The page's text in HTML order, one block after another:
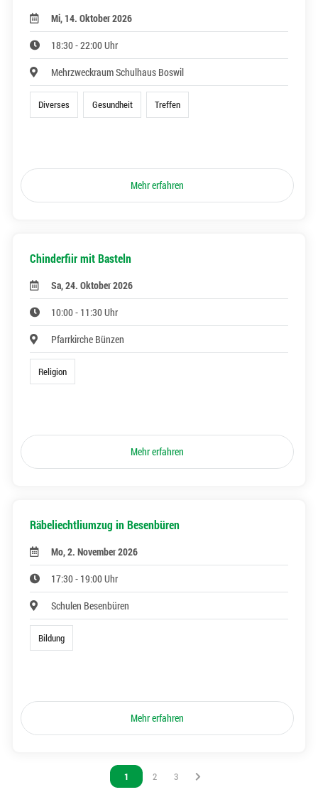
Mi, 14. Oktober 2026
18:30 - 22:00 Uhr
Mehrzweckraum Schulhaus Boswil
Diverses Gesundheit Treffen
Mehr erfahren
Chinderfiir mit Basteln
Sa, 24. Oktober 2026
10:00 - 11:30 Uhr
Pfarrkirche Bünzen
Religion
Mehr erfahren
Räbeliechtliumzug in Besenbüren
Mo, 2. November 2026
17:30 - 19:00 Uhr
Schulen Besenbüren
Bildung
Mehr erfahren
Vous êtes sur la page
1 Vous êtes sur la page
2 Vous êtes sur la page
3